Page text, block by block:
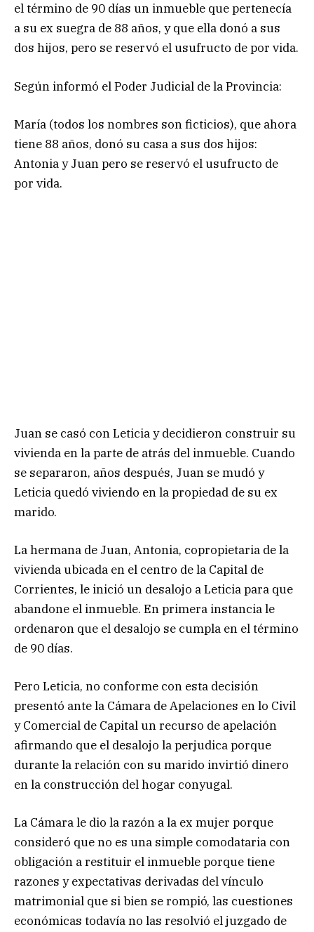
el término de 90 días un inmueble que pertenecía
a su ex suegra de 88 años, y que ella donó a sus
dos hijos, pero se reservó el usufructo de por vida.
Según informó el Poder Judicial de la Provincia:
María (todos los nombres son ficticios), que ahora
tiene 88 años, donó su casa a sus dos hijos:
Antonia y Juan pero se reservó el usufructo de
por vida.
Juan se casó con Leticia y decidieron construir su
vivienda en la parte de atrás del inmueble. Cuando
se separaron, años después, Juan se mudó y
Leticia quedó viviendo en la propiedad de su ex
marido.
La hermana de Juan, Antonia, copropietaria de la
vivienda ubicada en el centro de la Capital de
Corrientes, le inició un desalojo a Leticia para que
abandone el inmueble. En primera instancia le
ordenaron que el desalojo se cumpla en el término
de 90 días.
Pero Leticia, no conforme con esta decisión
presentó ante la Cámara de Apelaciones en lo Civil
y Comercial de Capital un recurso de apelación
afirmando que el desalojo la perjudica porque
durante la relación con su marido invirtió dinero
en la construcción del hogar conyugal.
La Cámara le dio la razón a la ex mujer porque
consideró que no es una simple comodataria con
obligación a restituir el inmueble porque tiene
razones y expectativas derivadas del vínculo
matrimonial que si bien se rompió, las cuestiones
económicas todavía no las resolvió el juzgado de